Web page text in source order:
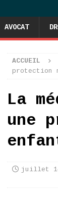
AVOCAT
ACCUEIL
protection
La
une
juillet